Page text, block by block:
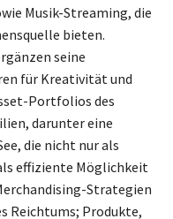
Musik-Streaming, die
bieten.
seine
für Kreativität und
Portfolios des
darunter eine
die nicht nur als
effiziente Möglichkeit
Strategien
Reichtums; Produkte,